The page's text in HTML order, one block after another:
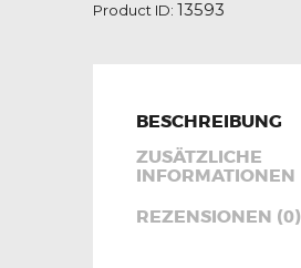
Product ID: 13593
BESCHREIBUNG
ZUSÄTZLICHE
INFORMATIONEN
REZENSIONEN (0)